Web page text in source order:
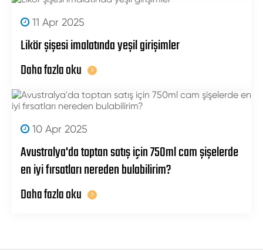
11 Apr 2025
Likör şişesi imalatında yeşil girişimler
Daha fazla oku
10 Apr 2025
Avustralya'da toptan satış için 750ml cam şişelerde
en iyi fırsatları nereden bulabilirim?
Daha fazla oku